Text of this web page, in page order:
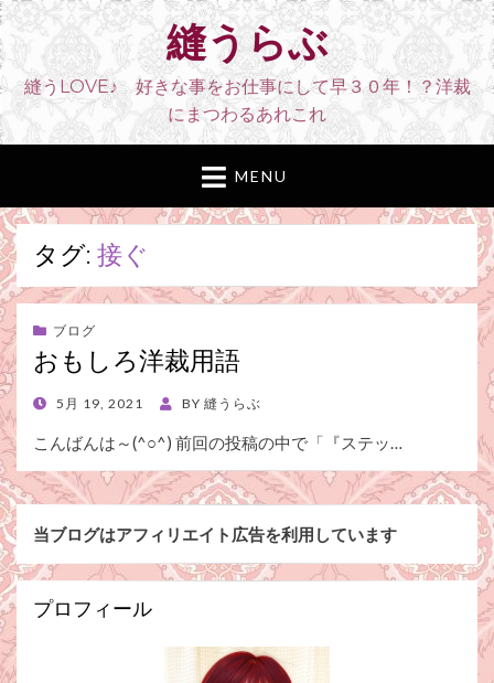
縫うらぶ
縫うLOVE♪ 好きな事をお仕事にして早３０年！？洋裁
にまつわるあれこれ
MENU
タグ: 接ぐ
ブログ
おもしろ洋裁用語
POSTED
5月 19, 2021 BY 縫うらぶ
こんばんは～(^○^) 前回の投稿の中で「『ステッ…
当ブログはアフィリエイト広告を利用しています
プロフィール